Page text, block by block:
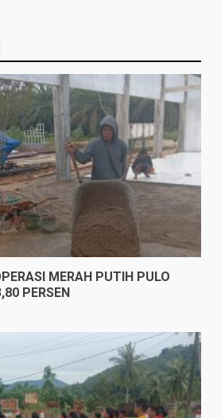
MERAH PUTIH PULO
PERSEN